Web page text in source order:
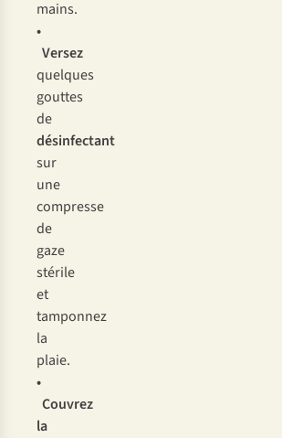
mains.
•
Versez
quelques
gouttes
de
désinfectant
sur
une
compresse
de
gaze
stérile
et
tamponnez
la
plaie.
•
Couvrez
la